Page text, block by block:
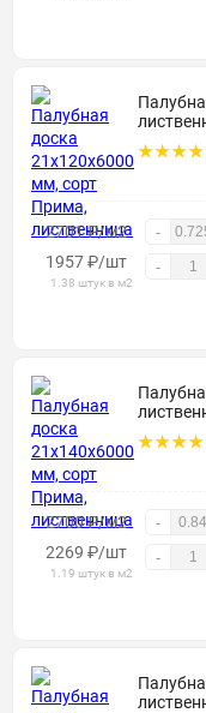
2701 ₽/м2 -
1957₽/шт
1.38 штук в м2
-
2700 ₽/м2 -
2269 ₽/шт
1.19 штук в м2
-